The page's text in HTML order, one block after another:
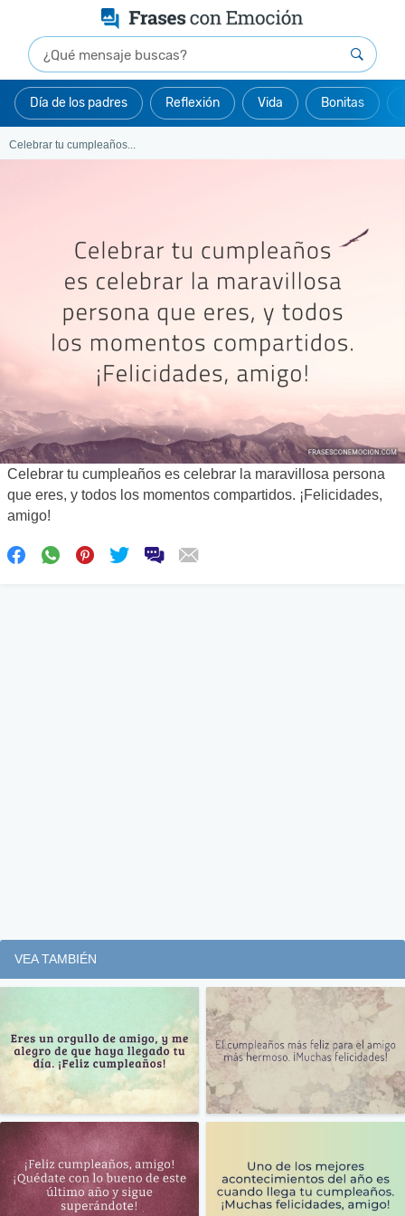
Día de los padres Reflexión Vida Bonitas
Celebrar tu cumpleaños...
Celebrar tu cumpleaños es celebrar la maravillosa persona
que eres, y todos los momentos compartidos. ¡Felicidades,
amigo!
VEA TAMBIÉN